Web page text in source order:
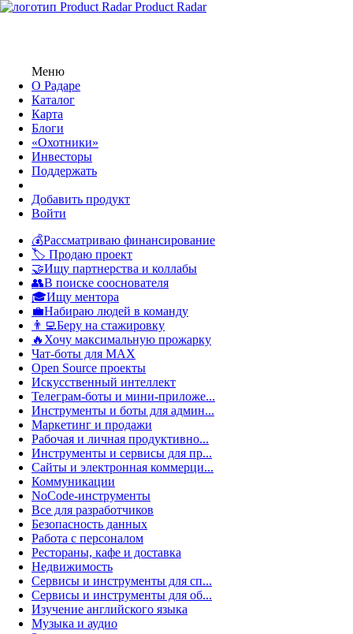
Product Radar
Меню
О Радаре
Каталог
Карта
Блоги
«Охотники»
Инвесторы
Поддержать
Добавить продукт
Войти
💰Рассматриваю финансирование
🏷️ Продаю проект
🤝Ищу партнерства и коллабы
👥В поиске сооснователя
🎓Ищу ментора
💼Набираю людей в команду
👨‍💻Беру на стажировку
🔥Хочу максимальную прожарку
Чат-боты для MAX
Open Source проекты
Искусственный интеллект
Телеграм-боты и мини-приложе...
Инструменты и боты для админ...
Маркетинг и продажи
Рабочая и личная продуктивно...
Инструменты и сервисы для пр...
Сайты и электронная коммерци...
Коммуникации
NoCode-инструменты
Все для разработчиков
Безопасность данных
Работа с персоналом
Рестораны, кафе и доставка
Недвижимость
Сервисы и инструменты для сп...
Сервисы и инструменты для об...
Изучение английского языка
Музыка и аудио